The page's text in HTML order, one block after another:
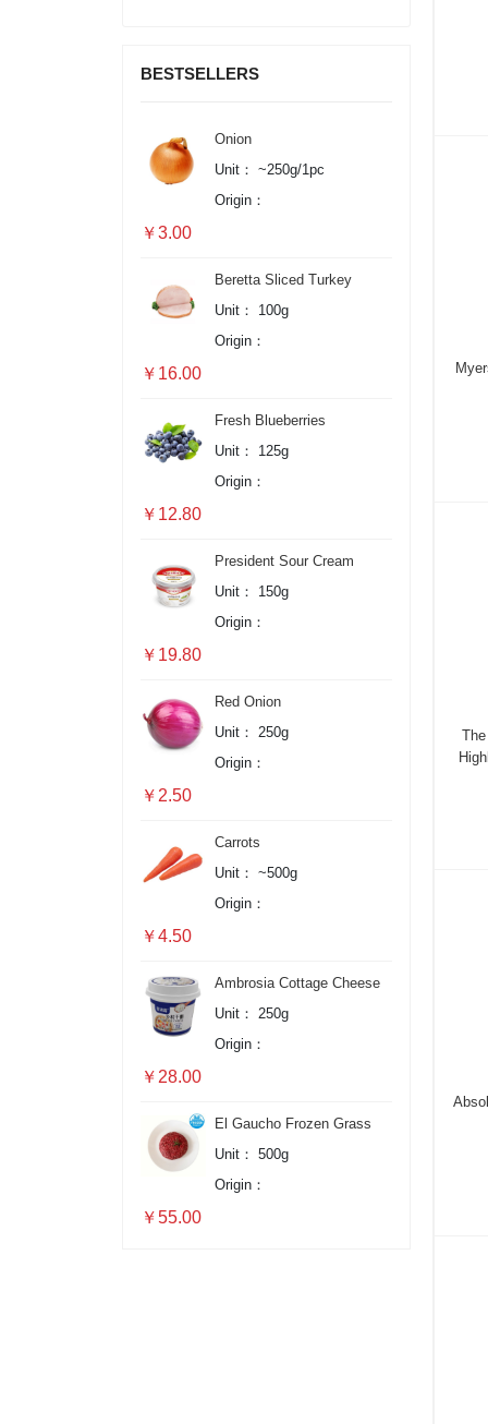
BESTSELLERS
Onion
Unit：
~250g/1pc
Origin：
￥3.00
Beretta Sliced Turkey
Breast Ham
Unit：
100g
Origin：
￥16.00
Fresh Blueberries
Unit：
125g
Origin：
￥12.80
President Sour Cream
Unit：
150g
Origin：
￥19.80
Red Onion
Unit：
250g
Origin：
￥2.50
Carrots
Unit：
~500g
Origin：
￥4.50
Ambrosia Cottage Cheese
Unit：
250g
Origin：
￥28.00
El Gaucho Frozen Grass
Fed Minced Beef
Unit：
500g
Origin：
￥55.00